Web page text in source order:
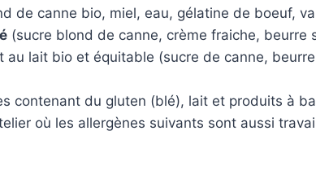
de canne bio, miel, eau, gélatine de boeuf,
(sucre blond de canne, crème fraiche, beurre
au lait bio et équitable (sucre de canne,
contenant du gluten (blé), lait et produits à
où les allergènes suivants sont aussi